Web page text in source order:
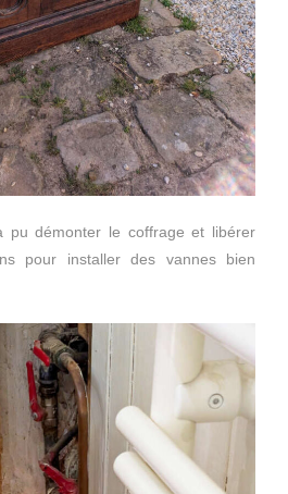
pu démonter le coffrage et libérer
pour installer des vannes bien